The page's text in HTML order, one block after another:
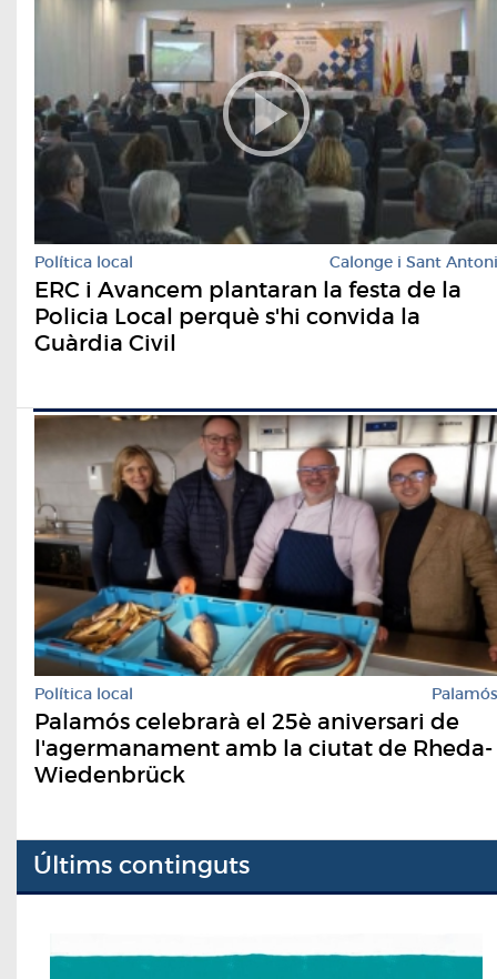
Política local Calonge i Sant Antoni
ERC i Avancem plantaran la festa de la
Policia Local perquè s'hi convida la
Guàrdia Civil
Política local Palamós
Palamós celebrarà el 25è aniversari de
l'agermanament amb la ciutat de Rheda-
Wiedenbrück
Últims continguts